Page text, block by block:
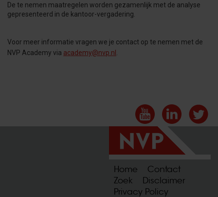
De te nemen maatregelen worden gezamenlijk met de analyse
gepresenteerd in de kantoor-vergadering.
Voor meer informatie vragen we je contact op te nemen met de
NVP Academy via academy@nvp.nl
Home
Contact
Zoek
Disclaimer
Privacy Policy